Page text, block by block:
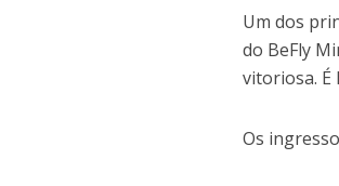
Um dos
do BeFly
vitoriosa. É
Os